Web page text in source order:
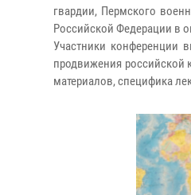
гвардии, Пермского
Российской Федерации в
Участники конференции
продвижения российской
материалов, специфика